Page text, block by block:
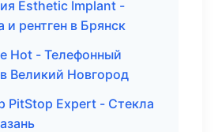
Esthetic Implant -
и рентген в Брянск
Hot - Телефонный
Великий Новгород
PitStop Expert - Стекла